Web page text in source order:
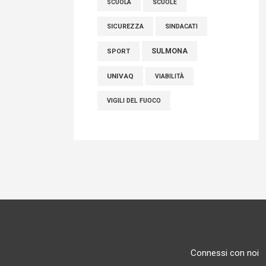
SCUOLA SCUOLE
SICUREZZA SINDACATI
SPORT SULMONA
UNIVAQ VIABILITÀ
VIGILI DEL FUOCO
Connessi con noi